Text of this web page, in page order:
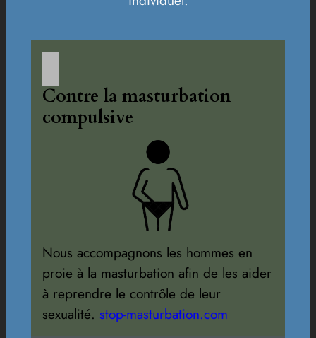
Contre la masturbation
compulsive
Nous accompagnons les hommes en
proie à la masturbation afin de les aider
à reprendre le contrôle de leur
sexualité. stop-masturbation.com